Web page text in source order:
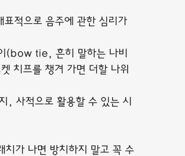
적으로 음주에 관한 심리가
(bow tie, 흔히 말하는 나비
치프를 챙겨 가면 더할 나위
, 사적으로 활용할 수 있는 시
치가 나면 방치하지 말고 꼭 수